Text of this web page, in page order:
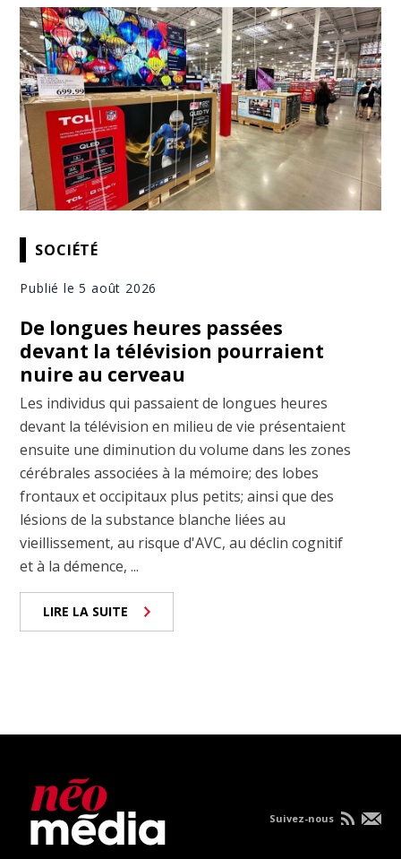
SOCIÉTÉ
Publié le 5 août 2026
De longues heures passées
devant la télévision pourraient
nuire au cerveau
Les individus qui passaient de longues heures
devant la télévision en milieu de vie présentaient
ensuite une diminution du volume dans les zones
cérébrales associées à la mémoire; des lobes
frontaux et occipitaux plus petits; ainsi que des
lésions de la substance blanche liées au
vieillissement, au risque d'AVC, au déclin cognitif
et à la démence, ...
LIRE LA SUITE
Suivez-nous